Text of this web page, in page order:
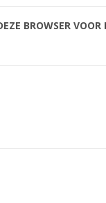
BROWSER VOOR